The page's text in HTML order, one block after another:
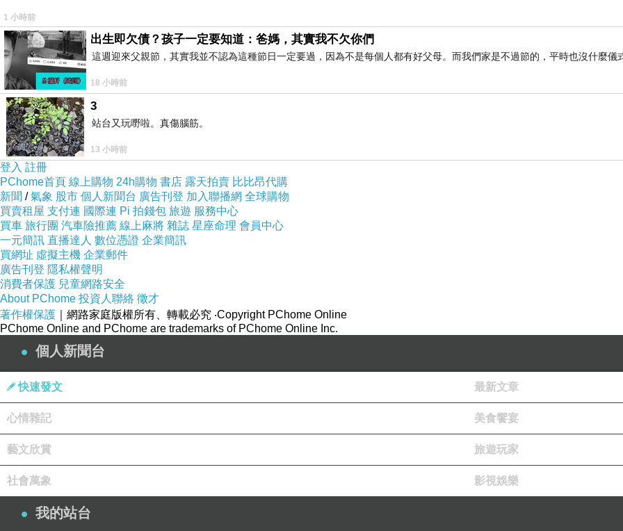
1 小時前
出生即欠債？孩子一定要知道：爸媽，其實我不欠你們
這週迎來父親節，其實我並不認為這種節日一定要過，因為不是每個人都有好父母。而我們家是不過節的，平時也沒什麼儀
18 小時前
3
站台又玩嘢啦。真傷腦筋。
13 小時前
登入 註冊
PChome首頁 線上購物 24h購物 書店 露天拍賣 比比昂代購
新聞 /氣象 股市 個人新聞台 廣告刊登 加入聯播網 全球購物
買賣租屋 支付連 國際連 Pi 拍錢包 旅遊 服務中心
買車 旅行團 汽車險推薦 線上麻將 雜誌 星座命理 會員中心
一元簡訊 直播達人 數位憑證 企業簡訊
買網址 虛擬主機 企業郵件
廣告刊登 隱私權聲明
消費者保護 兒童網路安全
About PChome 投資人聯絡 徵才
著作權保護 ｜網路家庭版權所有、轉載必究 ‧Copyright PChome Online
PChome Online and PChome are trademarks of PChome Online Inc.
個人新聞台
快速發文 最新文章
心情雜記 美食饗宴
藝文欣賞 旅遊玩家
社會萬象 影視娛樂
我的站台